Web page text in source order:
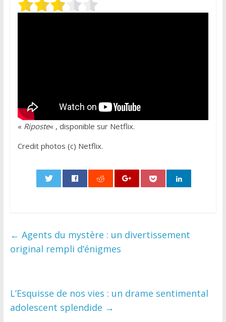
« Riposte« , disponible sur Netflix.
Credit photos (c) Netflix.
← Agents du mystère : un divertissement
original rempli d’énigmes
L’Esquisse de nos vies : un drame sentimental
adolescent splendide →